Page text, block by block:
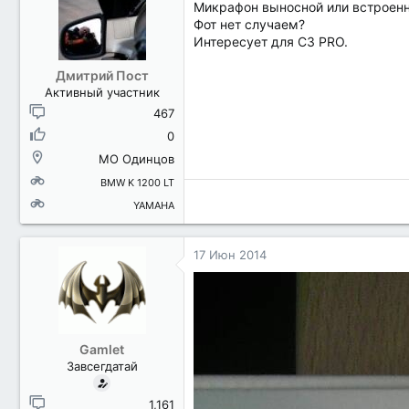
Дмитрий Пост
Активный участник
467
0
МО Одинцов
BMW K 1200 LT
YAMAHA
Микрафон выносной или
Фот нет случаем?
Интересует для С3 PRO.
Gamlet
Завсегдатай
1,161
17 Июн 2014